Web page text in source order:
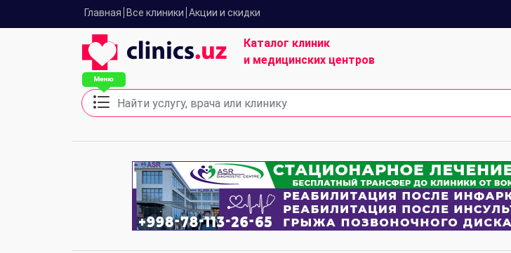
Главная Все клиники Акции и скидки
Каталог клиник
и медицинских центров